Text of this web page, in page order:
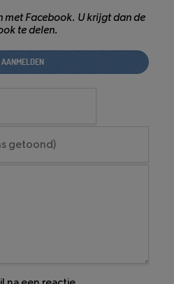
met Facebook. U krijgt dan de
te delen.
AANMELDEN